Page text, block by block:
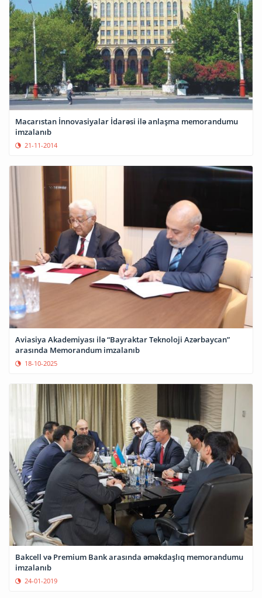
Macarıstan İnnovasiyalar İdarəsi ilə anlaşma memorandumu
imzalanıb
21-11-2014
Aviasiya Akademiyası ilə “Bayraktar Teknoloji Azərbaycan”
arasında Memorandum imzalanıb
18-10-2025
Bakcell və Premium Bank arasında əməkdaşlıq memorandumu
imzalanıb
24-01-2019